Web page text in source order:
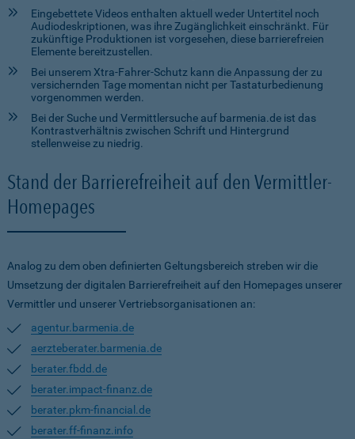
Eingebettete Videos enthalten aktuell weder Untertitel noch
Audiodeskriptionen, was ihre Zugänglichkeit einschränkt. Für
zukünftige Produktionen ist vorgesehen, diese barrierefreien
Elemente bereitzustellen.
Bei unserem Xtra-Fahrer-Schutz kann die Anpassung der zu
versichernden Tage momentan nicht per Tastaturbedienung
vorgenommen werden.
Bei der Suche und Vermittlersuche auf barmenia.de ist das
Kontrastverhältnis zwischen Schrift und Hintergrund
stellenweise zu niedrig.
Stand der Barrierefreiheit auf den Vermittler-
Homepages
Analog zu dem oben definierten Geltungsbereich streben wir die
Umsetzung der digitalen Barrierefreiheit auf den Homepages unserer
Vermittler und unserer Vertriebsorganisationen an:
agentur.barmenia.de
aerzteberater.barmenia.de
berater.fbdd.de
berater.impact-finanz.de
berater.pkm-financial.de
berater.ff-finanz.info